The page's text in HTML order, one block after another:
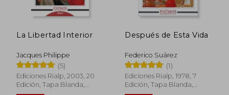
La Libertad Interior
Jacques Philippe
(5)
Ediciones Rialp, 2003, 20
Edición, Tapa Blanda,
Nuevo
Después de Esta Vida
Federico Suárez
(1)
Ediciones Rialp, 1978, 7
Edición, Tapa Blanda,
Nuevo